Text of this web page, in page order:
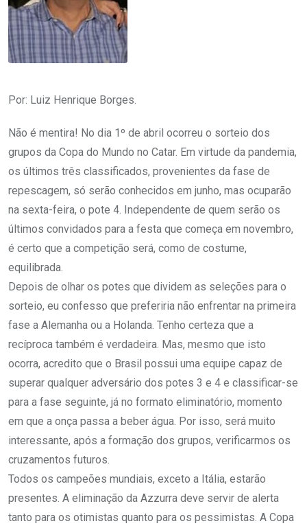
Por: Luiz Henrique Borges.
Não é mentira! No dia 1º de abril ocorreu o sorteio dos
grupos da Copa do Mundo no Catar. Em virtude da pandemia,
os últimos três classificados, provenientes da fase de
repescagem, só serão conhecidos em junho, mas ocuparão
na sexta-feira, o pote 4. Independente de quem serão os
últimos convidados para a festa que começa em novembro,
é certo que a competição será, como de costume,
equilibrada.
Depois de olhar os potes que dividem as seleções para o
sorteio, eu confesso que preferiria não enfrentar na primeira
fase a Alemanha ou a Holanda. Tenho certeza que a
recíproca também é verdadeira. Mas, mesmo que isto
ocorra, acredito que o Brasil possui uma equipe capaz de
superar qualquer adversário dos potes 3 e 4 e classificar-se
para a fase seguinte, já no formato eliminatório, momento
em que a onça passa a beber água. Por isso, será muito
interessante, após a formação dos grupos, verificarmos os
cruzamentos futuros.
Todos os campeões mundiais, exceto a Itália, estarão
presentes. A eliminação da Azzurra deve servir de alerta
tanto para os otimistas quanto para os pessimistas. A Copa